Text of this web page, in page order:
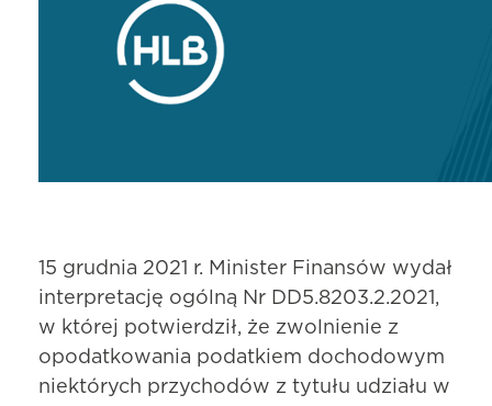
15 grudnia 2021 r. Minister Finansów wydał
interpretację ogólną Nr DD5.8203.2.2021,
w której potwierdził, że zwolnienie z
opodatkowania podatkiem dochodowym
niektórych przychodów z tytułu udziału w